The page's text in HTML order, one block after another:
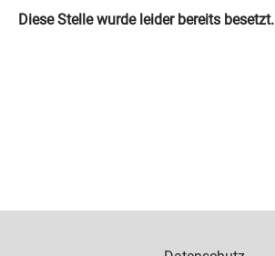
Diese Stelle wurde leider bereits besetzt.